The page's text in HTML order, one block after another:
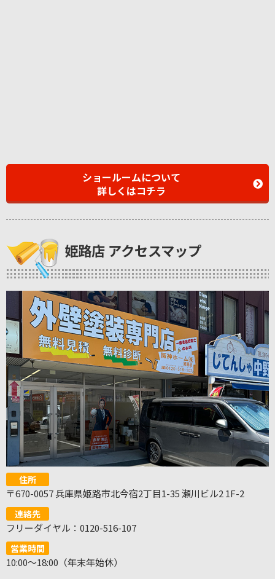
ショールームについて
詳しくはコチラ
姫路店 アクセスマップ
住所
〒670-0057 兵庫県姫路市北今宿2丁目1-35 瀬川ビル2 1F-2
連絡先
フリーダイヤル：0120-516-107
営業時間
10:00～18:00（年末年始休）